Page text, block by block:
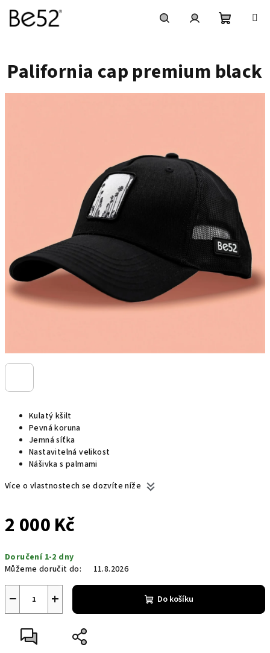
obsah
košík
Kulatý kšilt
Pevná koruna
Jemná síťka
Nastavitelná velikost
Nášivka s palmami
Více o vlastnostech se dozvíte níže
2 000 Kč
cena:
Doručení 1-2 dny
Můžeme doručit do:
11.8.2026
+
− Do košíku
Palifornia cap premium black